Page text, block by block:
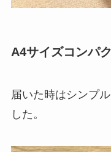
A4サイズコンパ
届いた時はシンプ
した。